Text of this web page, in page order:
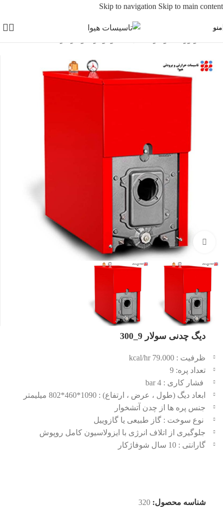
Skip to navigation Skip to main content
منو
بزرگنمایی تصویر
دیگ چدنی سولار 9_300
ظرفیت : 79.000 kcal/hr
تعداد پره: 9
فشار کاری : 4 bar
ابعاد دیگ (طول ، عرض ، ارتفاع) : 1090*460*802 میلیمتر
جنس پره ها از چدن آتشخوار
نوع سوخت : گاز طبیعی یا گازوییل
جلوگیری از اتلاف انرژی با ایزولاسیون کامل روپوش
گارانتی : 10 سال شوفاژکار
شناسه محصول: 320